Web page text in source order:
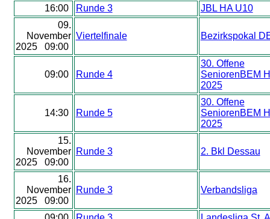
16:00
Runde 3
JBL HA U10
09.
November
2025 09:00
Viertelfinale Bezirkspokal
09:00 Runde 4
30. Offene
SeniorenBEM
2025
14:30 Runde 5
30. Offene
SeniorenBEM
2025
15.
November
2025 09:00
Runde 3 2. Bkl Dessau
16.
November
2025 09:00
Runde 3 Verbandsliga